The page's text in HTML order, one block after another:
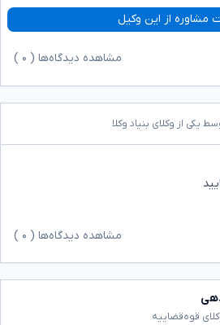
مشاوره از این وکیل
مشاهده دیدگاه‌ها ( ۰
یکی از وکلای بنیاد وکلا
مشاهده دیدگاه‌ها ( ۰
قوه‌قضاییه